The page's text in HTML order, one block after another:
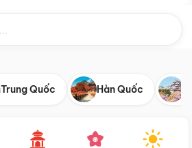
Trung Quốc Hàn Quốc